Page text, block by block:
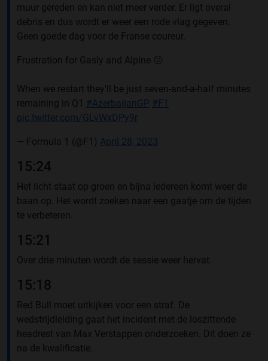
muur gereden en kan niet meer verder. Er ligt overal
debris en dus wordt er weer een rode vlag gegeven.
Geen goede dag voor de Franse coureur.
Frustration for Gasly and Alpine 😖
When we restart they'll be just seven-and-a-half minutes
remaining in Q1 #AzerbaijanGP #F1
pic.twitter.com/GLvWxDPy9r
— Formula 1 (@F1) April 28, 2023
15:24
Het licht staat op groen en bijna iedereen komt weer de
baan op. Het wordt zoeken naar een gaatje om de tijden
te verbeteren.
15:21
Over drie minuten wordt de sessie weer hervat.
15:18
Red Bull moet uitkijken voor een straf. De
wedstrijdleiding gaat het incident met de loszittende
headrest van Max Verstappen onderzoeken. Dit doen ze
na de kwalificatie.